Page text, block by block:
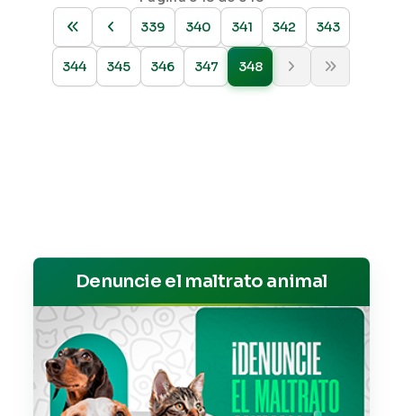
339
340 341 342 343
344 345 346 347 348
Denuncie el maltrato animal